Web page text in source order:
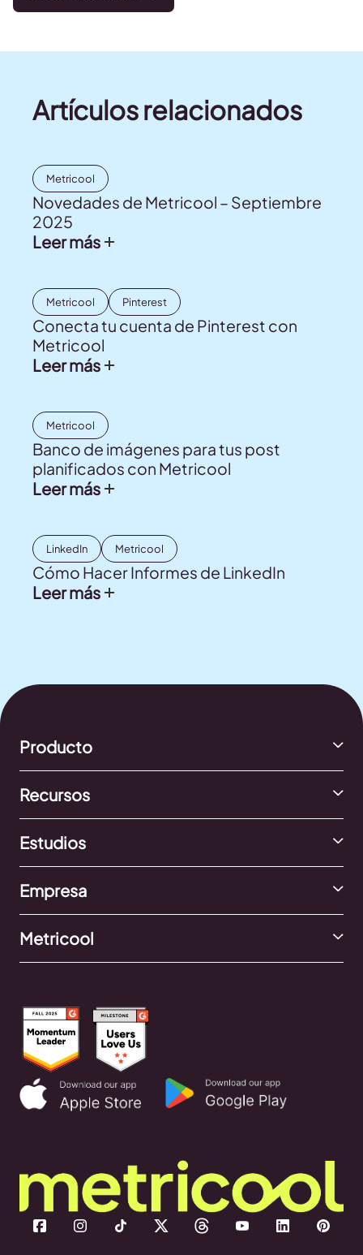
Artículos relacionados
Metricool
Novedades de Metricool – Septiembre
2025
Leer más
Metricool Pinterest
Conecta tu cuenta de Pinterest con
Metricool
Leer más
Metricool
Banco de imágenes para tus post
planificados con Metricool
Leer más
LinkedIn Metricool
Cómo Hacer Informes de LinkedIn
Leer más
Producto
Recursos
Estudios
Empresa
Metricool